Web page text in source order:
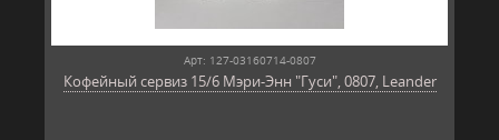
Арт: 127-03160714-0807
Кофейный сервиз 15/6 Мэри-Энн "Гуси", 0807, Leander